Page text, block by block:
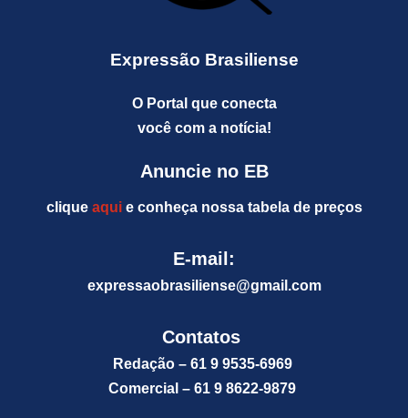
Expressão Brasiliense
O Portal que conecta
você com a notícia!
Anuncie no EB
clique aquie conheça nossa tabela de preços
E-mail:
expressaobrasiliense@gmail.com
Contatos
Redação – 61 9 9535-6969
Comercial – 61 9 8622-9879